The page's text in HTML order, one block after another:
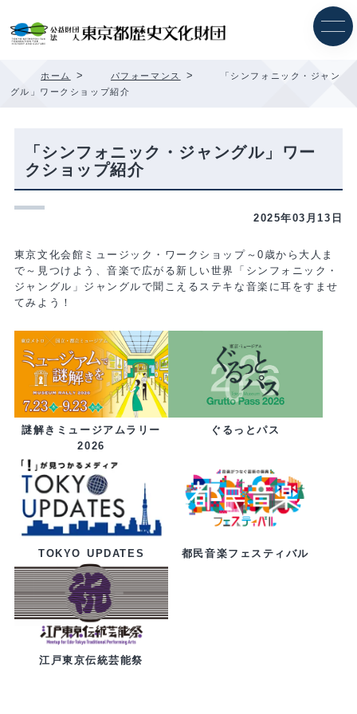
ホーム > パフォーマンス >
「シンフォニック・ジャン
グル」ワークショップ紹介
「シンフォニック・ジャングル」ワー
クショップ紹介
2025年03月13日
東京文化会館ミュージック・ワークショップ～0歳から大人ま
で～見つけよう、音楽で広がる新しい世界「シンフォニック・
ジャングル」ジャングルで聞こえるステキな音楽に耳をすませ
てみよう！
謎解きミュージアムラリー
2026
ぐるっとパス
TOKYO UPDATES 都民音楽フェスティバル
江戸東京伝統芸能祭